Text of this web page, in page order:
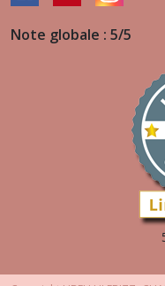
Note globale : 5/5